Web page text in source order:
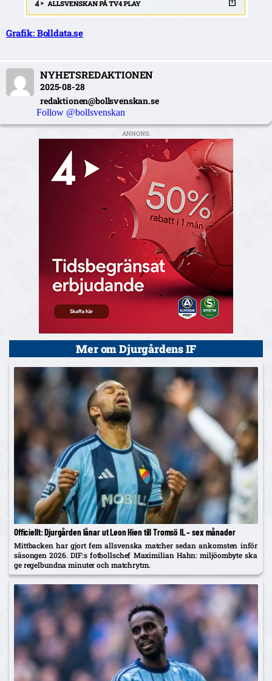
Grafik: Bolldata.se
NYHETSREDAKTIONEN
2025-08-28
redaktionen@bollsvenskan.se
Follow @bollsvenskan
ANNONS:
Mer om Djurgårdens IF
Officiellt: Djurgården lånar ut Leon Hien till Tromsö IL – sex månader
Mittbacken har gjort fem allsvenska matcher sedan ankomsten inför
säsongen 2026. DIF:s fotbollschef Maximilian Hahn: miljöombyte ska
ge regelbundna minuter och matchrytm.